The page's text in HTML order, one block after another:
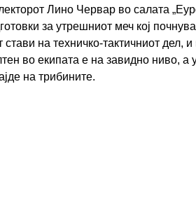
Лино Червар во салата
за утрешниот меч кој
на техничко-тактичниот дел,
во екипата е на завидно ниво, а
на трибините.